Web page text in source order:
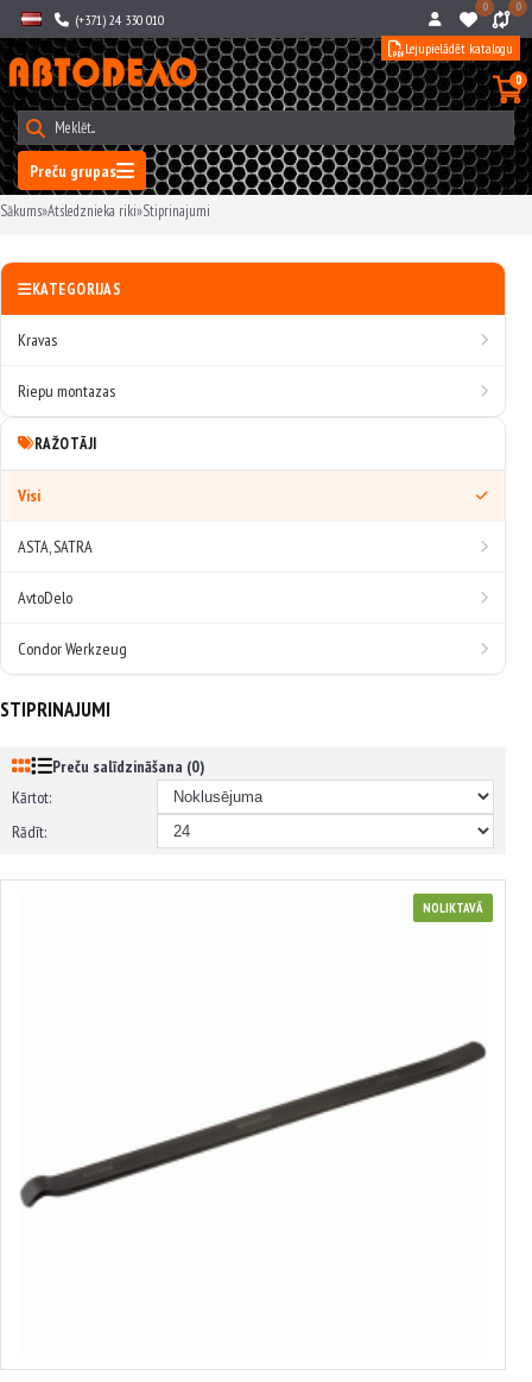
(+371) 24 330 010
0 0
Preču grupas
0
Lejupielādēt katalogu
Sākums»Atsledznieka riki»Stiprinajumi
KATEGORIJAS
Kravas
Riepu montazas
RAŽOTĀJI
Visi
ASTA, SATRA
AvtoDelo
Condor Werkzeug
STIPRINAJUMI
Preču salīdzināšana (0)
Kārtot:
Rādīt:
NOLIKTAVĀ